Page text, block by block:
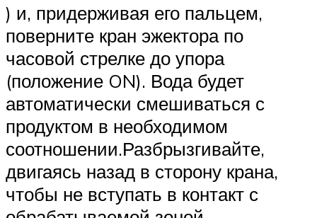
) и, придерживая его пальцем,
поверните кран эжектора по
часовой стрелке до упора
(положение ON). Вода будет
автоматически смешиваться с
продуктом в необходимом
соотношении.Разбрызгивайте,
двигаясь назад в сторону крана,
чтобы не вступать в контакт с